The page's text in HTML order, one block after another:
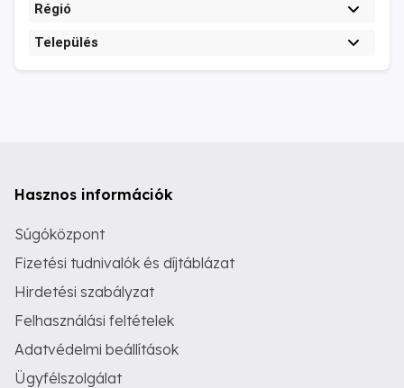
Régió
Település
Hasznos információk
Súgóközpont
Fizetési tudnivalók és díjtáblázat
Hirdetési szabályzat
Felhasználási feltételek
Adatvédelmi beállítások
Ügyfélszolgálat